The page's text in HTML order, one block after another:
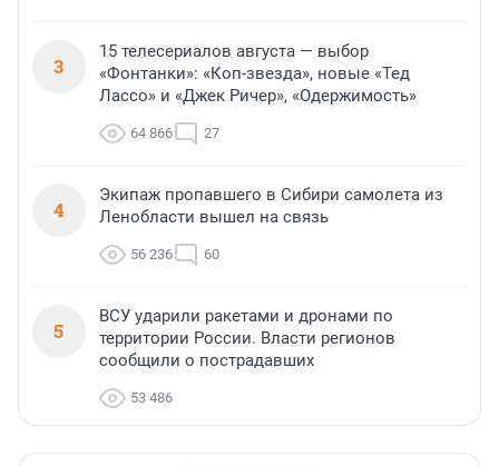
3
15 телесериалов августа — выбор
«Фонтанки»: «Коп-звезда», новые «Тед
Лассо» и «Джек Ричер», «Одержимость»
64 866 27
4
Экипаж пропавшего в Сибири самолета из
Ленобласти вышел на связь
56 236 60
5
ВСУ ударили ракетами и дронами по
территории России. Власти регионов
сообщили о пострадавших
53 486